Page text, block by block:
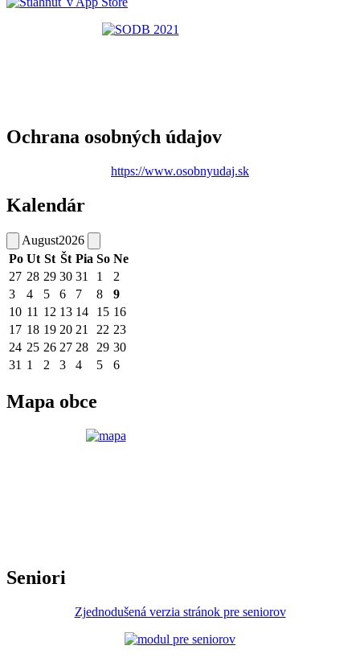
Ochrana osobných údajov
https://www.osobnyudaj.sk
Kalendár
August2026
Po Ut St Št Pia So Ne
27 28 29 30 31 1
2
3
4 5 6 7 8
9
10 11 12 13 14 15 16
17 18 19 20 21 22 23
24 25 26 27 28 29 30
31 1 2 3 4 5 6
Mapa obce
Seniori
Zjednodušená verzia stránok pre seniorov